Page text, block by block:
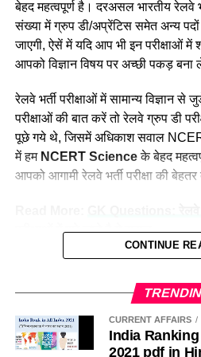
लोगों की बातों पर ध्यान नहीं देती है और
नीलम मानती है कि महिलाओ को हर क्षेत्र
पुरुष से बेहतर काम कर सकती है।
उत्तर पश्चिम रेलवे के सीपीआरओ कैप्टन
प्रयास सदैव रहता है कि नीलम राथल
शक्ति के मुहीम को बढ़ावा मिल सके।
दक्षिण मध्य
16947
दक्षिण पूर्व मध्य
8025
दक्षिण पूर्व
17661
दक्षिण
22357
दक्षिण पश्चिम
6581
पश्चिम मध्य
11636
पश्चिम
30667
Indian Railway
Frequently
भारतीय रेलवे भर्ती बोर्ड (आरआरबी)
भर्ती का ऐलान नहीं किया गया है, परंतु
बेहद महत्वपूर्ण है। दरअसल भारतीय रेलवे
संख्या में ग्रुप डी/अप्रेंटिस समेत अन्य पदों
जाएगी, ऐसें में यदि आप भी इन परीक्षाओं में
आपको विज्ञान विषय पर अच्छी पकड़ बना
रेलवे भर्ती परीक्षाओं में सामान्य विज्ञान
परीक्षाओं की बात करें तो रेलवे ग्रुप डी
पूछे गये थे, जिसमें अधिकाश सवाल
में हम NCERT Scienceके बेहद
आपको आगामी रेलवे भर्ती परीक्षा की
परीक्षाओं में पूछे जाते है ये सवाल
सामान्य विज्ञान के परीक्षा में
प्रश्न—NCERT Science
For RRB Group D /
2023
CONTINUE
CURRENT AFFAIRS
India
2021 pdf in